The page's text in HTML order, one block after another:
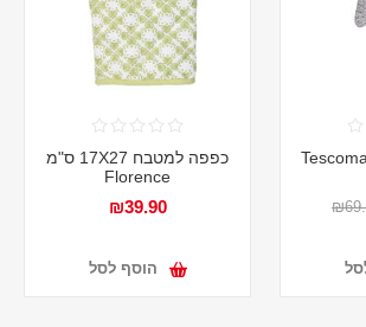
כפפה למטבח 17X27 ס"מ
Florence
₪39.90
הוסף לסל